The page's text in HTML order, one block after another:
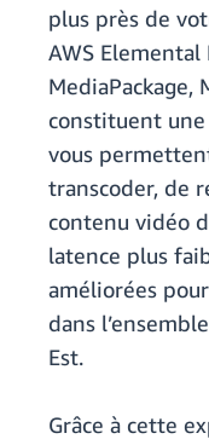
plus près de
AWS Elemental
MediaPackage,
constituent
vous
transcoder, de
contenu vidéo
latence plus
améliorées
dans
Est.
Grâce à cette